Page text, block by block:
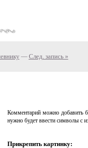
— След. запись »
Комментарий можно добавить
нужно будет ввести символы с
Прикрепить картинку: